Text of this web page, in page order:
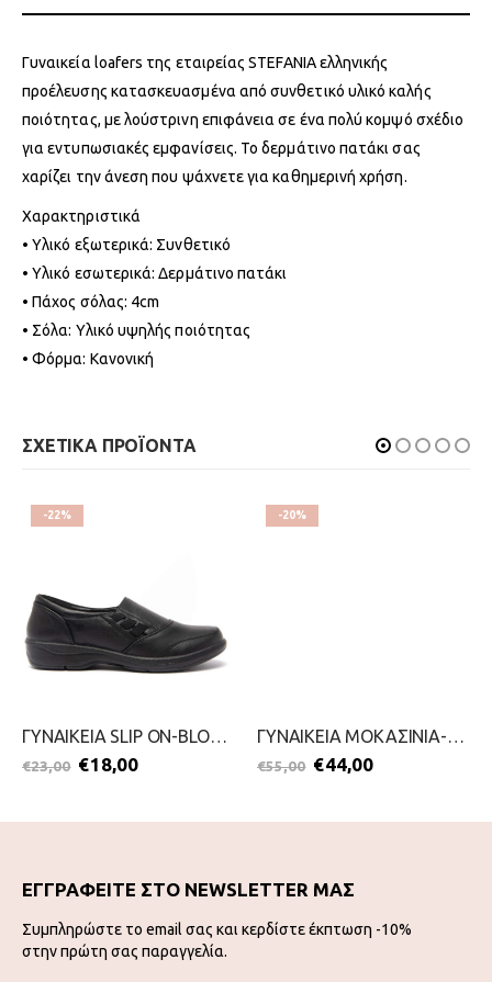
Γυναικεία loafers της εταιρείας STEFANIA ελληνικής
προέλευσης κατασκευασμένα από συνθετικό υλικό καλής
ποιότητας, με λούστρινη επιφάνεια σε ένα πολύ κομψό σχέδιο
για εντυπωσιακές εμφανίσεις. Το δερμάτινο πατάκι σας
χαρίζει την άνεση που ψάχνετε για καθημερινή χρήση.
Χαρακτηριστικά
• Υλικό εξωτερικά: Συνθετικό
• Υλικό εσωτερικά: Δερμάτινο πατάκι
• Πάχος σόλας: 4cm
• Σόλα: Υλικό υψηλής ποιότητας
• Φόρμα: Κανονική
ΣΧΕΤΙΚΑ ΠΡΟΪΟΝΤΑ
-22%
ΓΥΝΑΙΚΕΙΑ SLIP ON-BLONDIE-2111-0329-ΜΑΥΡΟ
€23,00 €18,00
-20%
ΓΥΝΑΙΚΕΙΑ ΜΟΚΑΣΙΝΙΑ-PICCADILLY-2111-0368-ΜΑΥΡΟ
€55,00 €44,00
ΕΓΓΡΑΦΕΙΤΕ ΣΤΟ NEWSLETTER ΜΑΣ
Συμπληρώστε το email σας και κερδίστε έκπτωση -10%
στην πρώτη σας παραγγελία.